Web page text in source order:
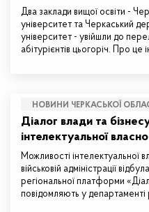
Два заклади вищої освіти -
університет та Черкаський
університет - увійшли до
абітурієнтів цьогоріч. Про
НОВИНИ ЧЕРКАСЬКОЇ
Діалог влади та
інтелектуальної
Можливості інтелектуальної
військовій адміністрації
регіональної платформи
повідомляють у департаменті